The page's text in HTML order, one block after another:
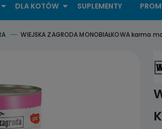
DLA KOTÓW SUPLEMENTY
WIEJSKA ZAGRODA MONOBIAŁKOWA karma